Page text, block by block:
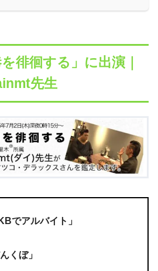
徘徊する」に出演｜
先生
でアルバイト」
くぼ」